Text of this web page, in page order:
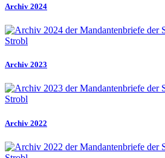
Archiv 2024
Archiv 2023
Archiv 2022